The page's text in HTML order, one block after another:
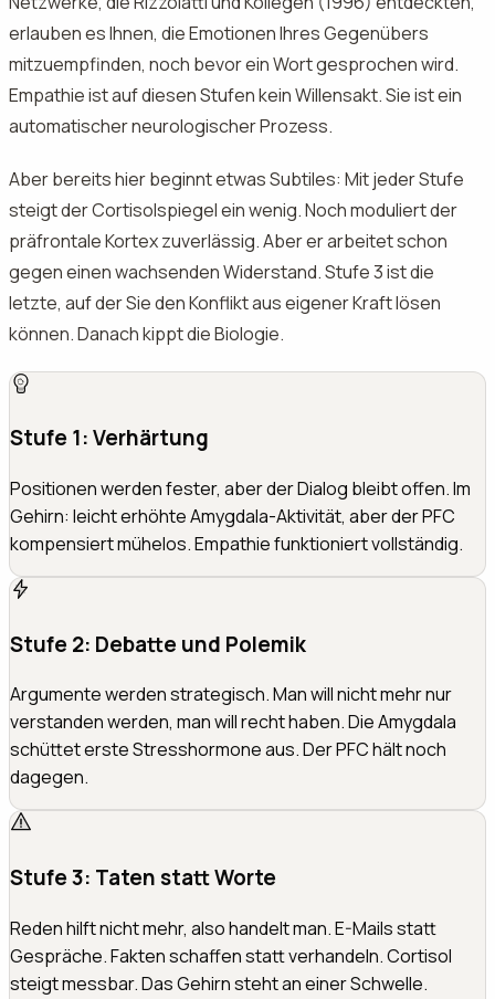
erlauben es Ihnen, die Emotionen Ihres Gegenübers
mitzuempfinden, noch bevor ein Wort gesprochen wird.
Empathie ist auf diesen Stufen kein Willensakt. Sie ist ein
automatischer neurologischer Prozess.
Aber bereits hier beginnt etwas Subtiles: Mit jeder Stufe
steigt der Cortisolspiegel ein wenig. Noch moduliert der
präfrontale Kortex zuverlässig. Aber er arbeitet schon
gegen einen wachsenden Widerstand. Stufe 3 ist die
letzte, auf der Sie den Konflikt aus eigener Kraft lösen
können. Danach kippt die Biologie.
Stufe 1: Verhärtung
Positionen werden fester, aber der Dialog bleibt offen. Im
Gehirn: leicht erhöhte Amygdala-Aktivität, aber der PFC
kompensiert mühelos. Empathie funktioniert vollständig.
Stufe 2: Debatte und Polemik
Argumente werden strategisch. Man will nicht mehr nur
verstanden werden, man will recht haben. Die Amygdala
schüttet erste Stresshormone aus. Der PFC hält noch
dagegen.
Stufe 3: Taten statt Worte
Reden hilft nicht mehr, also handelt man. E-Mails statt
Gespräche. Fakten schaffen statt verhandeln. Cortisol
steigt messbar. Das Gehirn steht an einer Schwelle.